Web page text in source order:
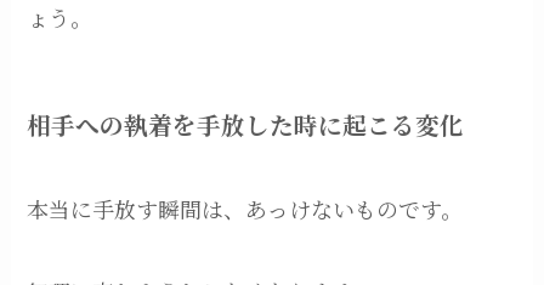
ょう。
相手への執着を手放した時に起こる変化
本当に手放す瞬間は、あっけないものです。